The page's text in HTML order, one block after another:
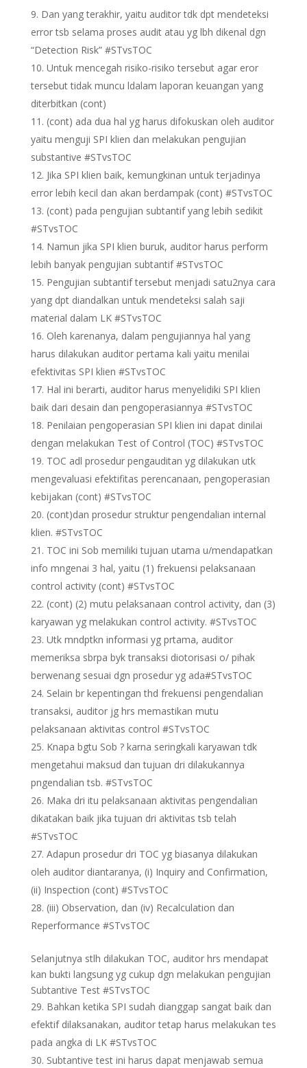
Dan yang terakhir, yaitu auditor tdk dpt mendeteksi
error tsb selama proses audit atau yg lbh dikenal dgn
“Detection Risk” #STvsTOC
Untuk mencegah risiko-risiko tersebut agar eror
tersebut tidak muncu ldalam laporan keuangan yang
diterbitkan (cont)
(cont) ada dua hal yg harus difokuskan oleh auditor
yaitu menguji SPI klien dan melakukan pengujian
substantive #STvsTOC
Jika SPI klien baik, kemungkinan untuk terjadinya
error lebih kecil dan akan berdampak (cont) #STvsTOC
(cont) pada pengujian subtantif yang lebih sedikit
#STvsTOC
Namun jika SPI klien buruk, auditor harus perform
lebih banyak pengujian subtantif #STvsTOC
Pengujian subtantif tersebut menjadi satu2nya cara
yang dpt diandalkan untuk mendeteksi salah saji
material dalam LK #STvsTOC
Oleh karenanya, dalam pengujiannya hal yang
harus dilakukan auditor pertama kali yaitu menilai
efektivitas SPI klien #STvsTOC
Hal ini berarti, auditor harus menyelidiki SPI klien
baik dari desain dan pengoperasiannya #STvsTOC
Penilaian pengoperasian SPI klien ini dapat dinilai
dengan melakukan Test of Control (TOC) #STvsTOC
TOC adl prosedur pengauditan yg dilakukan utk
mengevaluasi efektifitas perencanaan, pengoperasian
kebijakan (cont) #STvsTOC
(cont)dan prosedur struktur pengendalian internal
klien. #STvsTOC
TOC ini Sob memiliki tujuan utama u/mendapatkan
info mngenai 3 hal, yaitu (1) frekuensi pelaksanaan
control activity (cont) #STvsTOC
(cont) (2) mutu pelaksanaan control activity, dan (3)
karyawan yg melakukan control activity. #STvsTOC
Utk mndptkn informasi yg prtama, auditor
memeriksa sbrpa byk transaksi diotorisasi o/ pihak
berwenang sesuai dgn prosedur yg ada#STvsTOC
Selain br kepentingan thd frekuensi pengendalian
transaksi, auditor jg hrs memastikan mutu
pelaksanaan aktivitas control #STvsTOC
Knapa bgtu Sob ? karna seringkali karyawan tdk
mengetahui maksud dan tujuan dri dilakukannya
pngendalian tsb. #STvsTOC
Maka dri itu pelaksanaan aktivitas pengendalian
dikatakan baik jika tujuan dri aktivitas tsb telah
#STvsTOC
Adapun prosedur dri TOC yg biasanya dilakukan
oleh auditor diantaranya, (i) Inquiry and Confirmation,
(ii) Inspection (cont) #STvsTOC
(iii) Observation, dan (iv) Recalculation dan
Reperformance #STvsTOC
Selanjutnya stlh dilakukan TOC, auditor hrs mendapat
kan bukti langsung yg cukup dgn melakukan pengujian
Subtantive Test #STvsTOC
Bahkan ketika SPI sudah dianggap sangat baik dan
efektif dilaksanakan, auditor tetap harus melakukan tes
pada angka di LK #STvsTOC
Subtantive test ini harus dapat menjawab semua